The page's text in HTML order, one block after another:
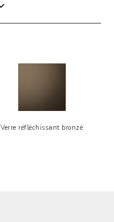
Verre réfléchissant bronzé